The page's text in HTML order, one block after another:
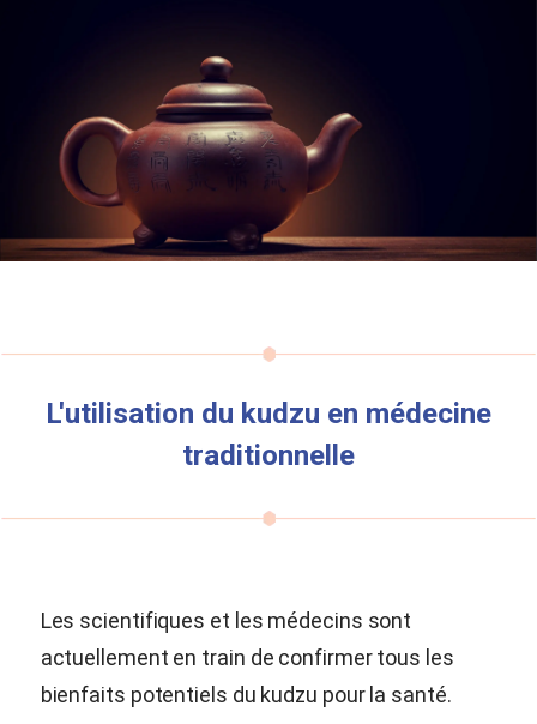
L'utilisation du kudzu en médecine
traditionnelle
Les scientifiques et les médecins sont
actuellement en train de confirmer tous les
bienfaits potentiels du kudzu pour la santé.